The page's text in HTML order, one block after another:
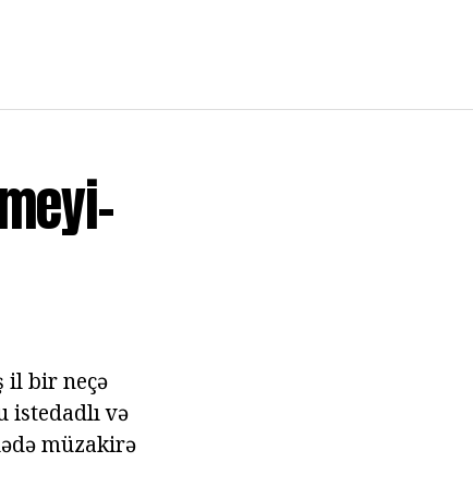
il bir neçə
istedadlı və
müzakirə